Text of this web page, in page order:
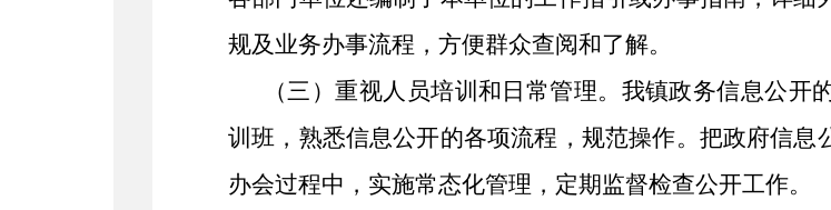
规及业务办事流程，方便群众查阅和了解。
（三）重视人员培训和日常管理。我镇政务信息公
训班，熟悉信息公开的各项流程，规范操作。把政府信息
办会过程中，实施常态化管理，定期监督检查公开工作。